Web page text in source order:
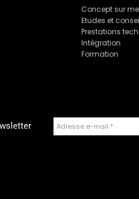
Concept sur
Etudes et
Prestations
Intégration
Formation